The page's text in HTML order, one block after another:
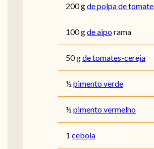
200gde polpa de tomate
100gde aiporama
50gde tomates-cereja
½ pimento verde
½ pimento vermelho
1 cebola